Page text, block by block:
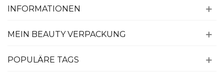
INFORMATIONEN
MEIN BEAUTY VERPACKUNG
POPULÄRE TAGS